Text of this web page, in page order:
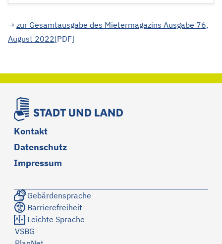
→ zur Gesamtausgabe des Mietermagazins Ausgabe 76,
August 2022[PDF]
Kontakt
Datenschutz
Impressum
Gebärdensprache
Barrierefreiheit
Leichte Sprache
VSBG